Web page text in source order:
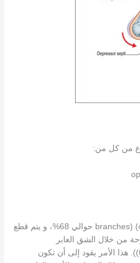
من كل من:
تشكل الفروع الدعاميةcolumellar) (branches حوالي 68%، و يتم قطع
من خلال الشق العابر
للدعامةtranscolumellar incision)). هذا الأمر يقود إلى أن تكون